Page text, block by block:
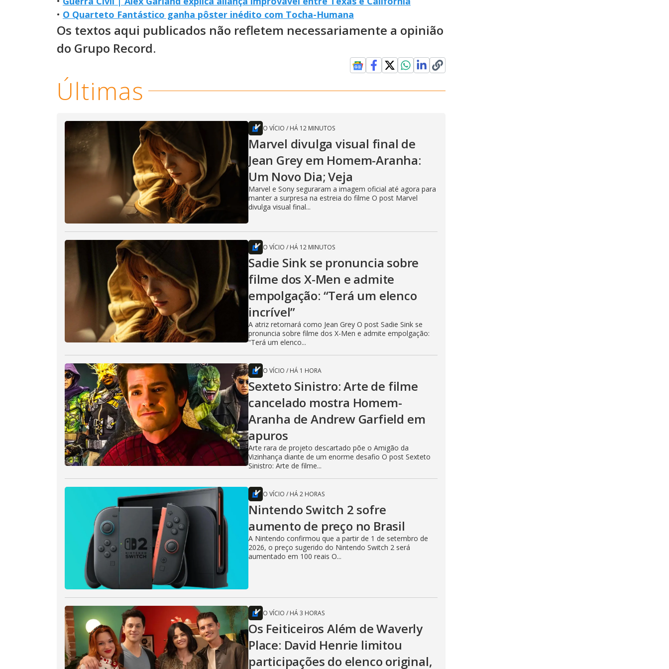
• O Quarteto Fantástico ganha pôster inédito com Tocha-Humana
Os textos aqui publicados não refletem necessariamente a opinião
do Grupo Record.
Últimas
O VÍCIO / HÁ 12 MINUTOS
Marvel divulga visual final de
Jean Grey em Homem-Aranha:
Um Novo Dia; Veja
Marvel e Sony seguraram a imagem oficial até agora para
manter a surpresa na estreia do filme O post Marvel
divulga visual final...
O VÍCIO / HÁ 12 MINUTOS
Sadie Sink se pronuncia sobre
filme dos X-Men e admite
empolgação: “Terá um elenco
incrível”
A atriz retornará como Jean Grey O post Sadie Sink se
pronuncia sobre filme dos X-Men e admite empolgação:
“Terá um elenco...
O VÍCIO / HÁ 1 HORA
Sexteto Sinistro: Arte de filme
cancelado mostra Homem-
Aranha de Andrew Garfield em
apuros
Arte rara de projeto descartado põe o Amigão da
Vizinhança diante de um enorme desafio O post Sexteto
Sinistro: Arte de filme...
O VÍCIO / HÁ 2 HORAS
Nintendo Switch 2 sofre
aumento de preço no Brasil
A Nintendo confirmou que a partir de 1 de setembro de
2026, o preço sugerido do Nintendo Switch 2 será
aumentado em 100 reais O...
O VÍCIO / HÁ 3 HORAS
Os Feiticeiros Além de Waverly
Place: David Henrie limitou
participações do elenco original,